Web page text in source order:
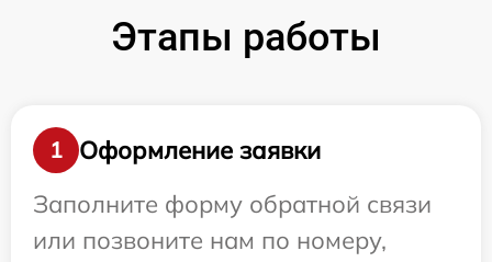
Этапы работы
1
Оформление заявки
Заполните форму обратной связи
или позвоните нам по номеру,